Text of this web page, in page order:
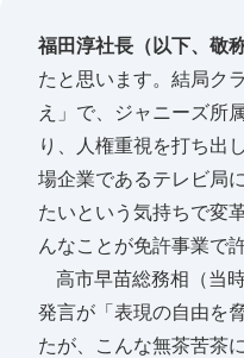
福田淳社長（以下、敬
たと思います。結局ク
え」で、ジャニーズ所
り、人権重視を打ち出
場企業であるテレビ局
たいという気持ちで変
んなことが免許事業で
高市早苗総務相（当
発言が「表現の自由を
たが、こんな無茶苦茶